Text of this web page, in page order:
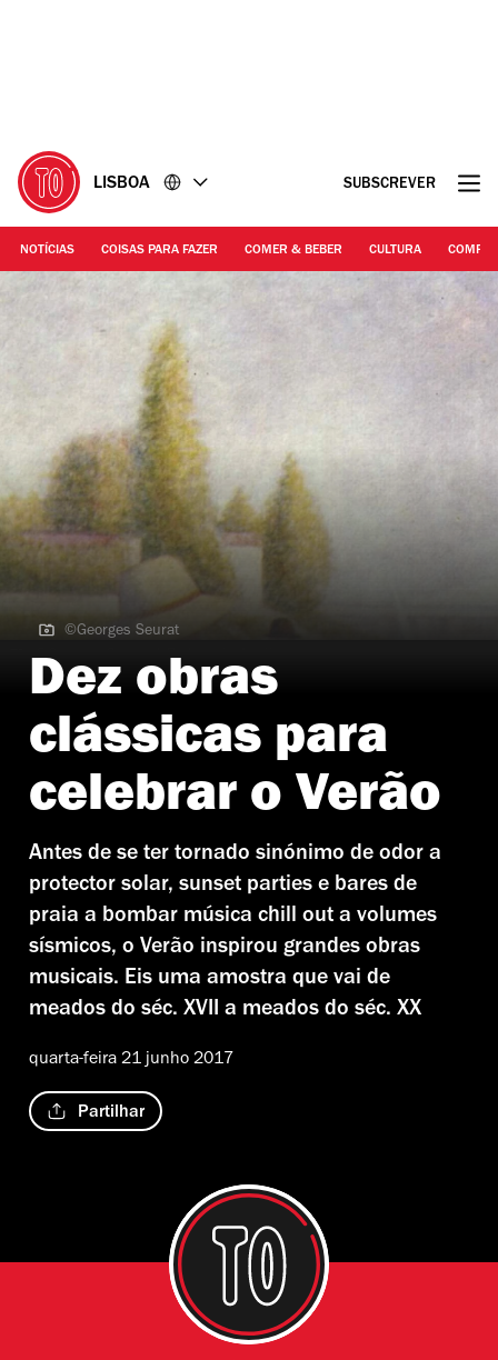
LISBOA SUBSCREVER
NOTÍCIAS COISAS PARA FAZER COMER & BEBER CULTURA
©Georges Seurat | Bathers in Asnières
©Georges Seurat
Dez obras
clássicas para
celebrar o Verão
Antes de se ter tornado sinónimo de odor a
protector solar, sunset parties e bares de
praia a bombar música chill out a volumes
sísmicos, o Verão inspirou grandes obras
musicais. Eis uma amostra que vai de
meados do séc. XVII a meados do séc. XX
quarta-feira 21 junho 2017
Partilhar